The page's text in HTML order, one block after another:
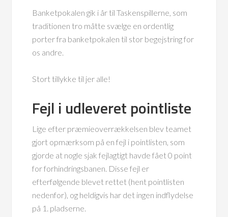
Banketpokalen gik i år til Taskenspillerne, som
traditionen tro måtte svælge en ordentlig
porter fra banketpokalen til stor begejstring for
os andre.
Stort tillykke til jer alle!
Fejl i udleveret pointliste
Lige efter præmieoverrækkelsen blev teamet
gjort opmærksom på en fejl i pointlisten, som
gjorde at nogle sjak fejlagtigt havde fået 0 point
for forhindringsbanen. Disse fejl er
efterfølgende blevet rettet (hent pointlisten
nedenfor), og heldigvis har det ingen indflydelse
på 1. pladserne.